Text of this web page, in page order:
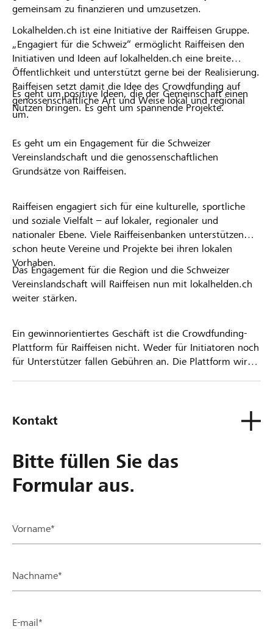
gemeinsam zu finanzieren und umzusetzen.
Lokalhelden.ch ist eine Initiative der Raiffeisen Gruppe.
„Engagiert für die Schweiz“ ermöglicht Raiffeisen den
Initiativen und Ideen auf lokalhelden.ch eine breite
Öffentlichkeit und unterstützt gerne bei der Realisierung.
Raiffeisen setzt damit die Idee des Crowdfunding auf
genossenschaftliche Art und Weise lokal und regional
um.
Es geht um positive Ideen, die der Gemeinschaft einen
Nutzen bringen. Es geht um spannende Projekte.
Es geht um ein Engagement für die Schweizer
Vereinslandschaft und die genossenschaftlichen
Grundsätze von Raiffeisen.
Raiffeisen engagiert sich für eine kulturelle, sportliche
und soziale Vielfalt – auf lokaler, regionaler und
nationaler Ebene. Viele Raiffeisenbanken unterstützen
schon heute Vereine und Projekte bei ihren lokalen
Vorhaben.
Das Engagement für die Region und die Schweizer
Vereinslandschaft will Raiffeisen nun mit lokalhelden.ch
weiter stärken.
Ein gewinnorientiertes Geschäft ist die Crowdfunding-
Plattform für Raiffeisen nicht. Weder für Initiatoren noch
für Unterstützer fallen Gebühren an. Die Plattform wird
Kontakt
Bitte füllen Sie das
Formular aus.
Vorname*
Nachname*
E-mail*